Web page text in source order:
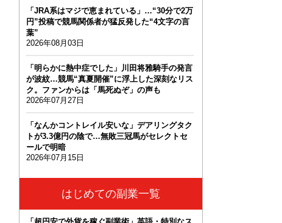
「JRA系はマジで恵まれている」…“30分で2万
円”投稿で競馬関係者が猛反発した“4文字の言
葉”
2026年08月03日
「明らかに熱中症でした」川田将雅騎手の発言
が波紋…競馬“真夏開催”に浮上した深刻なリス
ク。ファンからは「馬死ぬぞ」の声も
2026年07月27日
「なんかコントレイル安いな」デアリングタク
トが3.3億円の陰で…無敗三冠馬がセレクトセ
ールで明暗
2026年07月15日
はじめての副業一覧